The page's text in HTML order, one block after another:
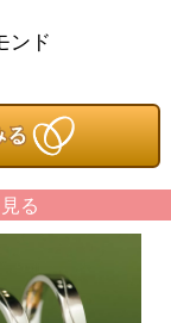
ンド
る